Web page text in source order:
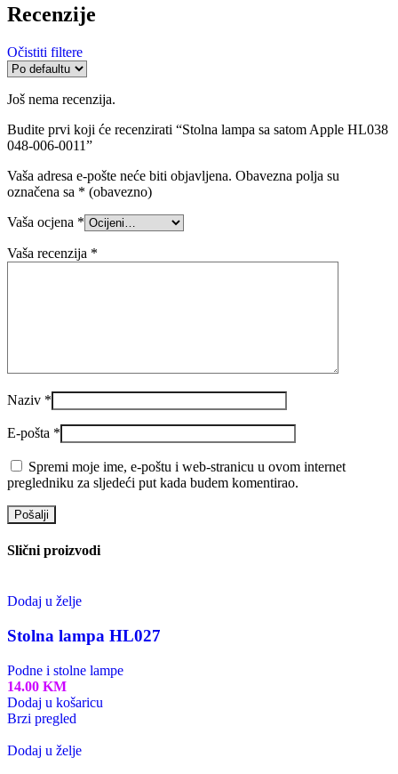
Recenzije
Očistiti filtere
Još nema recenzija.
Budite prvi koji će recenzirati “Stolna lampa sa satom Apple HL038
048-006-0011”
Vaša adresa e-pošte neće biti objavljena. Obavezna polja su
označena sa * (obavezno)
Vaša ocjena *
Vaša recenzija *
Naziv *
E-pošta *
Spremi moje ime, e-poštu i web-stranicu u ovom internet
pregledniku za sljedeći put kada budem komentirao.
Slični proizvodi
Dodaj u želje
Stolna lampa HL027
Podne i stolne lampe
14.00 KM
Dodaj u košaricu
Brzi pregled
Dodaj u želje